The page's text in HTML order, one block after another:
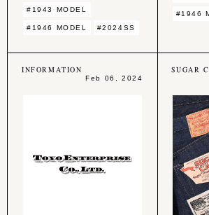
#1943 MODEL
#1946 MODEL #2024SS
#1946
INFORMATION
Feb 06, 2024
SUGAR